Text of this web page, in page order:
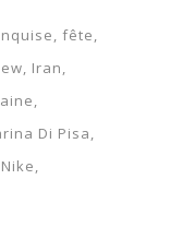
fête
Iran
Di Pisa
Nike